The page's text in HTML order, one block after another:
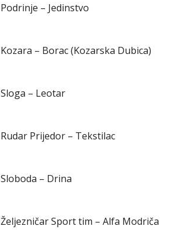
Podrinje – Jedinstvo
Kozara – Borac (Kozarska Dubica)
Sloga – Leotar
Rudar Prijedor – Tekstilac
Sloboda – Drina
Željezničar Sport tim – Alfa Modriča